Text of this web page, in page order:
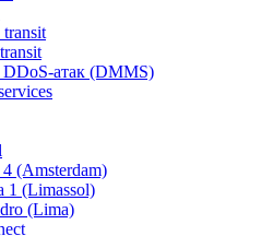
атак (DMMS)
(Amsterdam)
1 (Limassol)
(Lima)